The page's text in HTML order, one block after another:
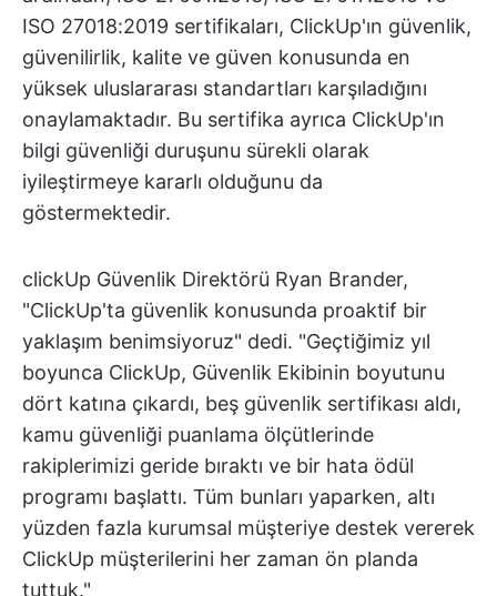
ISO 27018:2019 sertifikaları, ClickUp'ın güvenlik,
güvenilirlik, kalite ve güven konusunda en
yüksek uluslararası standartları karşıladığını
onaylamaktadır. Bu sertifika ayrıca ClickUp'ın
bilgi güvenliği duruşunu sürekli olarak
iyileştirmeye kararlı olduğunu da
göstermektedir.
clickUp Güvenlik Direktörü Ryan Brander,
"ClickUp'ta güvenlik konusunda proaktif bir
yaklaşım benimsiyoruz" dedi. "Geçtiğimiz yıl
boyunca ClickUp, Güvenlik Ekibinin boyutunu
dört katına çıkardı, beş güvenlik sertifikası aldı,
kamu güvenliği puanlama ölçütlerinde
rakiplerimizi geride bıraktı ve bir hata ödül
programı başlattı. Tüm bunları yaparken, altı
yüzden fazla kurumsal müşteriye destek vererek
ClickUp müşterilerini her zaman ön planda
tuttuk."